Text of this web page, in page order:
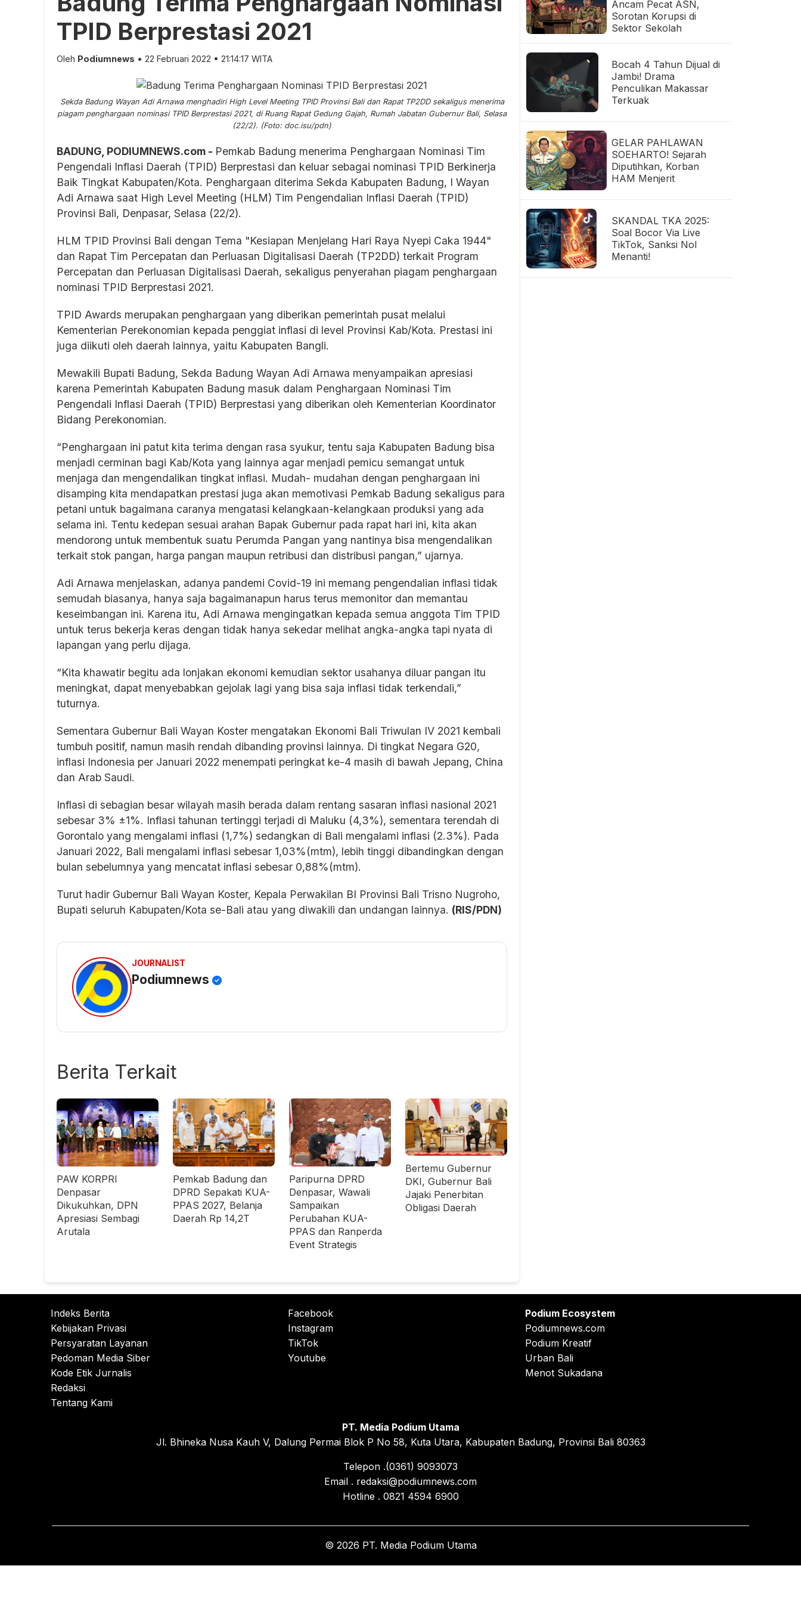
TPID Berprestasi 2021
Oleh Podiumnews • 22 Februari 2022 • 21:14:17 WITA
Sekda Badung Wayan Adi Arnawa menghadiri High Level Meeting TPID Provinsi Bali dan Rapat TP2DD sekaligus menerima
piagam penghargaan nominasi TPID Berprestasi 2021, di Ruang Rapat Gedung Gajah, Rumah Jabatan Gubernur Bali, Selasa
(22/2). (Foto: doc.isu/pdn)
BADUNG, PODIUMNEWS.com - Pemkab Badung menerima Penghargaan Nominasi Tim
Pengendali Inflasi Daerah (TPID) Berprestasi dan keluar sebagai nominasi TPID Berkinerja
Baik Tingkat Kabupaten/Kota. Penghargaan diterima Sekda Kabupaten Badung, I Wayan
Adi Arnawa saat High Level Meeting (HLM) Tim Pengendalian Inflasi Daerah (TPID)
Provinsi Bali, Denpasar, Selasa (22/2).
HLM TPID Provinsi Bali dengan Tema "Kesiapan Menjelang Hari Raya Nyepi Caka 1944"
dan Rapat Tim Percepatan dan Perluasan Digitalisasi Daerah (TP2DD) terkait Program
Percepatan dan Perluasan Digitalisasi Daerah, sekaligus penyerahan piagam penghargaan
nominasi TPID Berprestasi 2021.
TPID Awards merupakan penghargaan yang diberikan pemerintah pusat melalui
Kementerian Perekonomian kepada penggiat inflasi di level Provinsi Kab/Kota. Prestasi ini
juga diikuti oleh daerah lainnya, yaitu Kabupaten Bangli.
Mewakili Bupati Badung, Sekda Badung Wayan Adi Arnawa menyampaikan apresiasi
karena Pemerintah Kabupaten Badung masuk dalam Penghargaan Nominasi Tim
Pengendali Inflasi Daerah (TPID) Berprestasi yang diberikan oleh Kementerian Koordinator
Bidang Perekonomian.
“Penghargaan ini patut kita terima dengan rasa syukur, tentu saja Kabupaten Badung bisa
menjadi cerminan bagi Kab/Kota yang lainnya agar menjadi pemicu semangat untuk
menjaga dan mengendalikan tingkat inflasi. Mudah- mudahan dengan penghargaan ini
disamping kita mendapatkan prestasi juga akan memotivasi Pemkab Badung sekaligus para
petani untuk bagaimana caranya mengatasi kelangkaan-kelangkaan produksi yang ada
selama ini. Tentu kedepan sesuai arahan Bapak Gubernur pada rapat hari ini, kita akan
mendorong untuk membentuk suatu Perumda Pangan yang nantinya bisa mengendalikan
terkait stok pangan, harga pangan maupun retribusi dan distribusi pangan,” ujarnya.
Adi Arnawa menjelaskan, adanya pandemi Covid-19 ini memang pengendalian inflasi tidak
semudah biasanya, hanya saja bagaimanapun harus terus memonitor dan memantau
keseimbangan ini. Karena itu, Adi Arnawa mengingatkan kepada semua anggota Tim TPID
untuk terus bekerja keras dengan tidak hanya sekedar melihat angka-angka tapi nyata di
lapangan yang perlu dijaga.
“Kita khawatir begitu ada lonjakan ekonomi kemudian sektor usahanya diluar pangan itu
meningkat, dapat menyebabkan gejolak lagi yang bisa saja inflasi tidak terkendali,”
tuturnya.
Sementara Gubernur Bali Wayan Koster mengatakan Ekonomi Bali Triwulan IV 2021 kembali
tumbuh positif, namun masih rendah dibanding provinsi lainnya. Di tingkat Negara G20,
inflasi Indonesia per Januari 2022 menempati peringkat ke-4 masih di bawah Jepang, China
dan Arab Saudi.
Inflasi di sebagian besar wilayah masih berada dalam rentang sasaran inflasi nasional 2021
sebesar 3% ±1%. Inflasi tahunan tertinggi terjadi di Maluku (4,3%), sementara terendah di
Gorontalo yang mengalami inflasi (1,7%) sedangkan di Bali mengalami inflasi (2.3%). Pada
Januari 2022, Bali mengalami inflasi sebesar 1,03%(mtm), lebih tinggi dibandingkan dengan
bulan sebelumnya yang mencatat inflasi sebesar 0,88%(mtm).
Turut hadir Gubernur Bali Wayan Koster, Kepala Perwakilan BI Provinsi Bali Trisno Nugroho,
Bupati seluruh Kabupaten/Kota se-Bali atau yang diwakili dan undangan lainnya. (RIS/PDN)
JOURNALIST
Podiumnews
Berita Terkait
PAW KORPRI
Denpasar
Dikukuhkan, DPN
Apresiasi Sembagi
Arutala
Pemkab Badung dan
DPRD Sepakati KUA-
PPAS 2027, Belanja
Daerah Rp 14,2T
Paripurna DPRD
Denpasar, Wawali
Sampaikan
Perubahan KUA-
PPAS dan Ranperda
Event Strategis
Bertemu Gubernur
DKI, Gubernur Bali
Jajaki Penerbitan
Obligasi Daerah
Ancam Pecat ASN,
Sorotan Korupsi di
Sektor Sekolah
Bocah 4 Tahun Dijual di
Jambi! Drama
Penculikan Makassar
Terkuak
GELAR PAHLAWAN
SOEHARTO! Sejarah
Diputihkan, Korban
HAM Menjerit
SKANDAL TKA 2025:
Soal Bocor Via Live
TikTok, Sanksi Nol
Menanti!
Indeks Berita
Kebijakan Privasi
Persyaratan Layanan
Pedoman Media Siber
Kode Etik Jurnalis
Redaksi
Tentang Kami
Facebook
Instagram
TikTok
Youtube
Podium Ecosystem
Podiumnews.com
Podium Kreatif
Urban Bali
Menot Sukadana
PT. Media Podium Utama
Jl. Bhineka Nusa Kauh V, Dalung Permai Blok P No 58, Kuta Utara, Kabupaten Badung, Provinsi Bali 80363
Telepon .(0361) 9093073
Email . redaksi@podiumnews.com
Hotline . 0821 4594 6900
© 2026 PT. Media Podium Utama